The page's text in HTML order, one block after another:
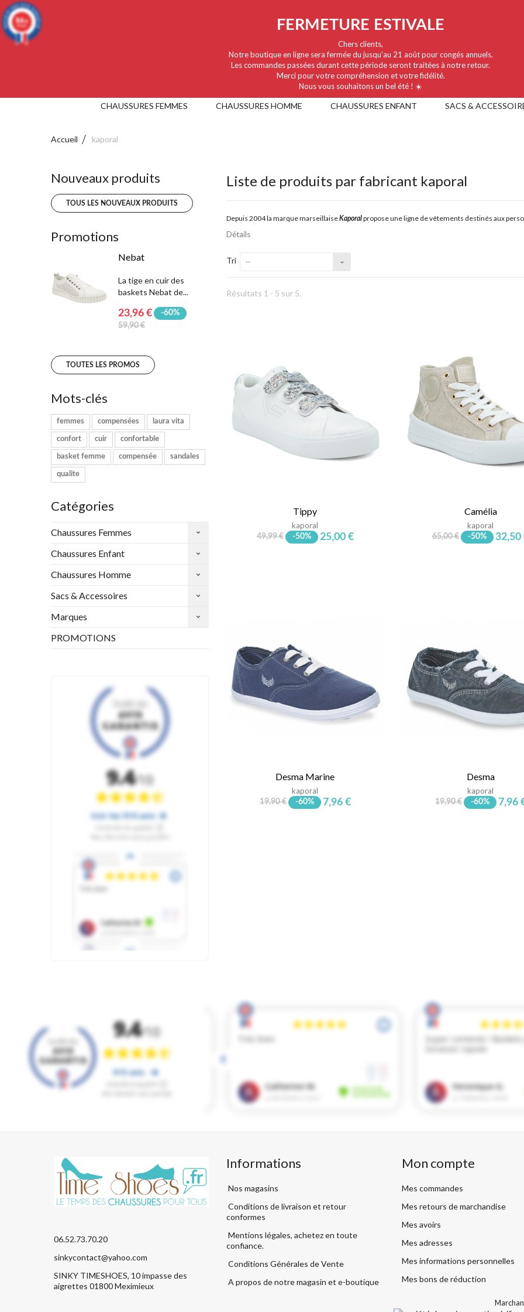
CHAUSSURES FEMMES CHAUSSURES HOMME CHAUSSURES ENFANT SACS &
FERMETURE ESTIVALE
Chers clients,
Notre boutique en ligne sera fermée du jusqu'au 21 août pour congés annuels.
Les commandes passées durant cette période seront traitées à notre retour.
Merci pour votre compréhension et votre fidélité.
Nous vous souhaitons un bel été ! ☀️
Accueil kaporal
Nouveaux produits
TOUS LES NOUVEAUX PRODUITS
Promotions
Nebat
La tige en cuir des
baskets Nebat de...
23,96 €
-60%
59,90 €
TOUTES LES PROMOS
Mots-clés
femmes compensées laura vita
confort cuir confortable
basket femme compensée sandales
qualite
Catégories
Chaussures Femmes
Chaussures Enfant
Chaussures Homme
Sacs & Accessoires
Marques
PROMOTIONS
Liste de produits par fabricant kaporal
Depuis 2004 la marque marseillaiseKaporalpropose une ligne de vêtements destinés aux
Détails
Tri --
Résultats 1 - 5 sur 5.
Tippy
kaporal
49,99 € -50% 25,00 €
Camélia
kaporal
65,00 € -50% 32,50
Desma Marine
kaporal
19,90 € -60% 7,96 €
Desma
kaporal
19,90 € -60% 7,96
06.52.73.70.20
sinkycontact@yahoo.com
SINKY TIMESHOES, 10 impasse des
aigrettes 01800 Meximieux
Informations
Nos magasins
Conditions de livraison et retour
conformes
Mentions légales, achetez en toute
confiance.
Conditions Générales de Vente
A propos de notre magasin et e-boutique
Mon compte
Mes commandes
Mes retours de marchandise
Mes avoirs
Mes adresses
Mes informations personnelles
Mes bons de réduction
9.4/10